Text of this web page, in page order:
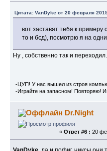
Цитата: VanDyke от 20 февраля
вот заставят тебя к примеру
то и бсд), посмотрю я на
Ну , собственно так и
-ЦУП! У нас вышел из строя
-Играйте на запасном! Повторяю!
Dr.Night
« Ответ #6 : 20